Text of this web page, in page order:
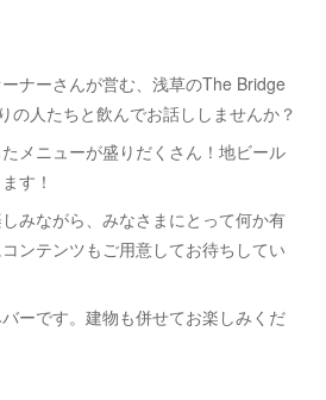
ナーさんが営む、浅草のThe Bridge
の人たちと飲んでお話ししませんか？
メニューが盛りだくさん！地ビール
す！
みながら、みなさまにとって何か有
ンテンツもご用意してお待ちしてい
ーです。建物も併せてお楽しみくだ